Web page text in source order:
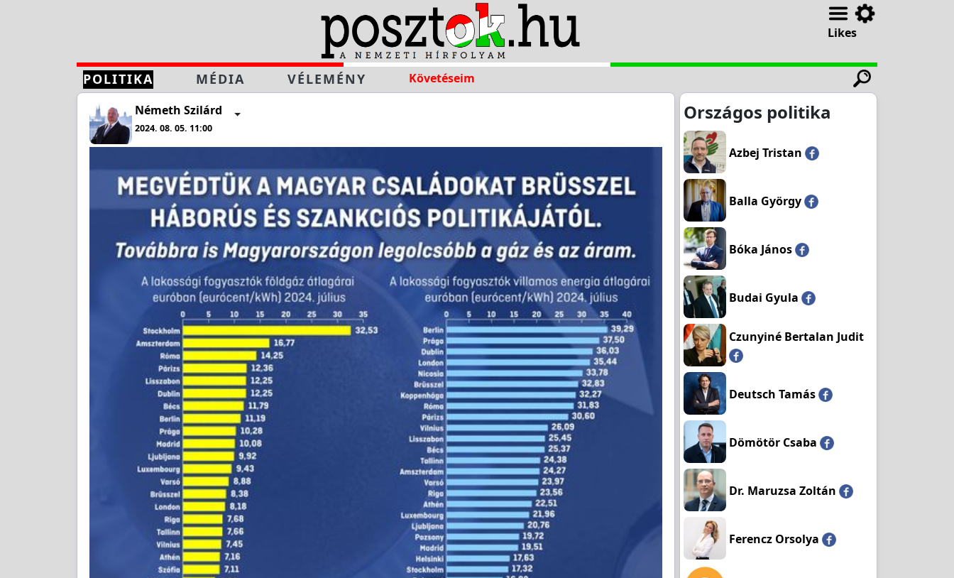
Likes
POLITIKA MÉDIA VÉLEMÉNY Követéseim
Németh Szilárd
2024. 08. 05. 11:00
Országos politika
Azbej Tristan
Balla György
Bóka János
Budai Gyula
Czunyiné Bertalan Judit
Deutsch Tamás
Dömötör Csaba
Dr. Maruzsa Zoltán
Ferencz Orsolya